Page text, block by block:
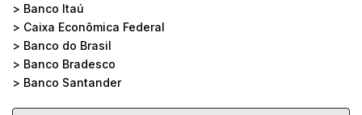
> Banco Itaú
> Caixa Econômica Federal
> Banco do Brasil
> Banco Bradesco
> Banco Santander